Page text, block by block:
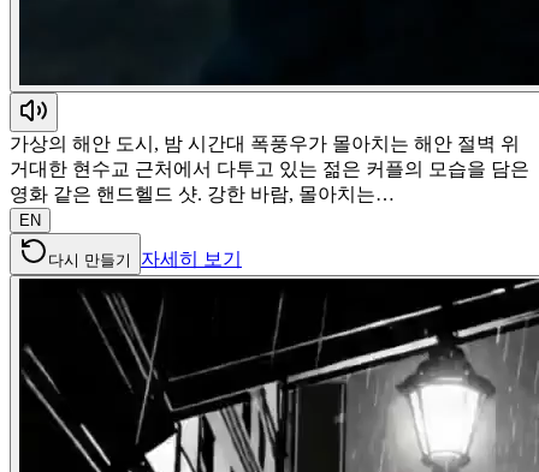
가상의 해안 도시, 밤 시간대 폭풍우가 몰아치는 해안 절벽 위
거대한 현수교 근처에서 다투고 있는 젊은 커플의 모습을 담은
영화 같은 핸드헬드 샷. 강한 바람, 몰아치는…
EN
다시 만들기 자세히 보기